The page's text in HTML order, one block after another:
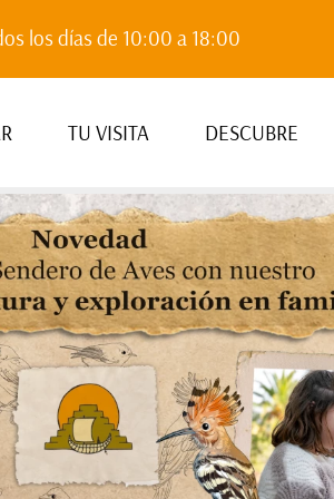
los días de 10:00 a 18:00
TU VISITA DESCUBRE